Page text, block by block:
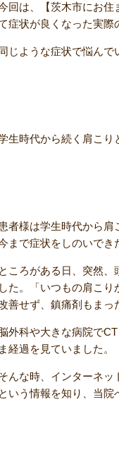
回は、【茨木市にお住
症状が良くなった実際
じような症状で悩んで
生時代から続く肩こり
者様は学生時代から
まで症状をしのいでき
ところがある日、突然
した。「いつもの肩こ
善せず、鎮痛剤もまっ
外科や大きな病院で
ま経過を見ていました。
んな時、インターネッ
という情報を知り、当院